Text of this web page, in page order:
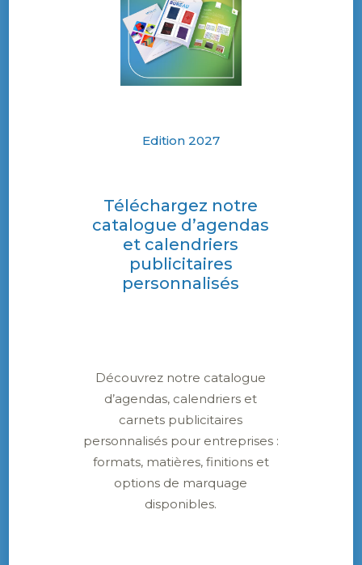
Edition 2027
Téléchargez notre
catalogue d’agendas
et calendriers
publicitaires
personnalisés
Découvrez notre catalogue
d’agendas, calendriers et
carnets publicitaires
personnalisés pour entreprises :
formats, matières, finitions et
options de marquage
disponibles.